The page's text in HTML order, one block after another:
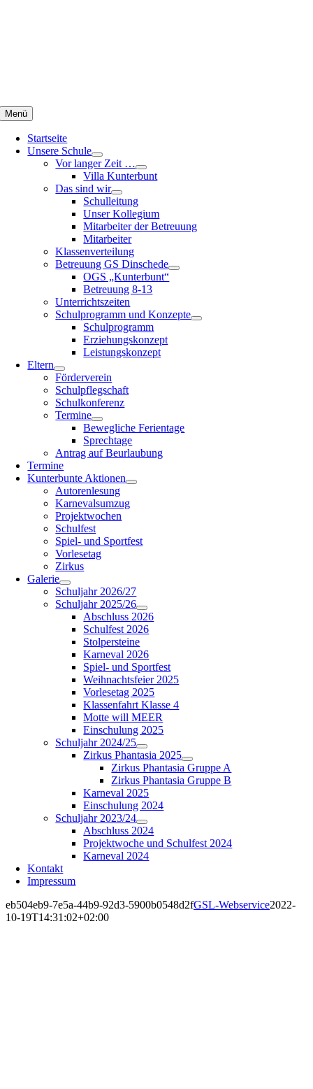
Menü
Startseite
Unsere Schule
Vor langer Zeit …
Villa Kunterbunt
Das sind wir
Schulleitung
Unser Kollegium
Mitarbeiter der Betreuung
Mitarbeiter
Klassenverteilung
Betreuung GS Dinschede
OGS „Kunterbunt“
Betreuung 8-13
Unterrichtszeiten
Schulprogramm und Konzepte
Schulprogramm
Erziehungskonzept
Leistungskonzept
Eltern
Förderverein
Schulpflegschaft
Schulkonferenz
Termine
Bewegliche Ferientage
Sprechtage
Antrag auf Beurlaubung
Termine
Kunterbunte Aktionen
Autorenlesung
Karnevalsumzug
Projektwochen
Schulfest
Spiel- und Sportfest
Vorlesetag
Zirkus
Galerie
Schuljahr 2026/27
Schuljahr 2025/26
Abschluss 2026
Schulfest 2026
Stolpersteine
Karneval 2026
Spiel- und Sportfest
Weihnachtsfeier 2025
Vorlesetag 2025
Klassenfahrt Klasse 4
Motte will MEER
Einschulung 2025
Schuljahr 2024/25
Zirkus Phantasia 2025
Zirkus Phantasia Gruppe A
Zirkus Phantasia Gruppe B
Karneval 2025
Einschulung 2024
Schuljahr 2023/24
Abschluss 2024
Projektwoche und Schulfest 2024
Karneval 2024
Kontakt
Impressum
eb504eb9-7e5a-44b9-92d3-5900b0548d2fGSL-Webservice2022-
10-19T14:31:02+02:00